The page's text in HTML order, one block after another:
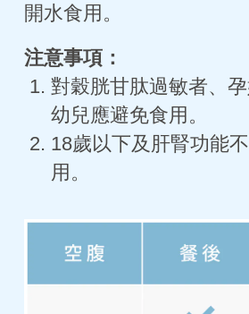
開水食用。
注意事項：
對穀胱甘肽過敏者、
幼兒應避免食用。
18歲以下及肝腎功能
用。